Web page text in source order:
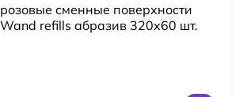
сменные поверхности
refills абразив 320х60 шт.